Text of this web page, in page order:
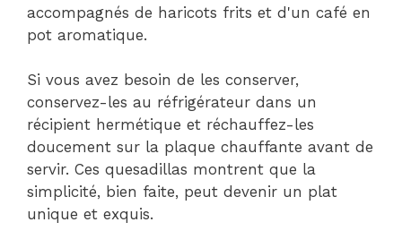
accompagnés de haricots frits et d'un café en
pot aromatique.
Si vous avez besoin de les conserver,
conservez-les au réfrigérateur dans un
récipient hermétique et réchauffez-les
doucement sur la plaque chauffante avant de
servir. Ces quesadillas montrent que la
simplicité, bien faite, peut devenir un plat
unique et exquis.